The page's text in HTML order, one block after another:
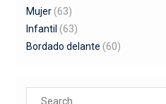
Mujer (63)
Infantil (63)
Bordado delante (60)
Search